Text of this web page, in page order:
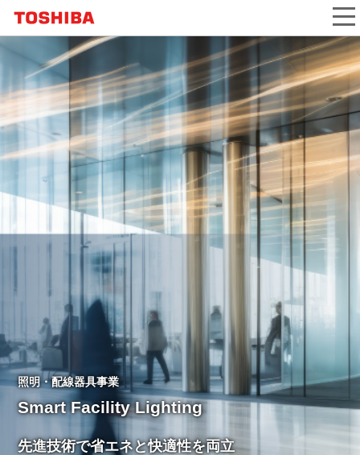
文
ジ
ャ
ン
プ
照明・配線器具事業
Smart Facility Lighting
先進技術で省エネと快適性を両立